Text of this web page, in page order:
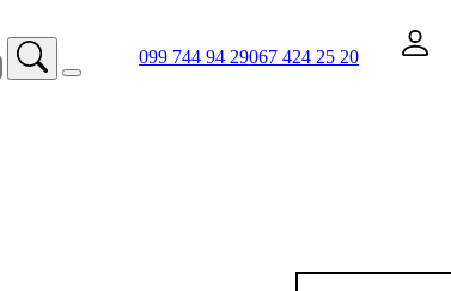
099 744 94 29067 424 25 20